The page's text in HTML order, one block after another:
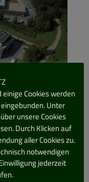
Erster
und
Cookies werden
Unter
unsere Cookies
Durch Klicken auf
aller Cookies zu.
notwendigen
jederzeit